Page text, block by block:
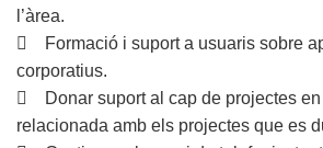
l’àrea.
 Formació i suport a usuaris sobre
corporatius.
 Donar suport al cap de projectes
relacionada amb els projectes que es